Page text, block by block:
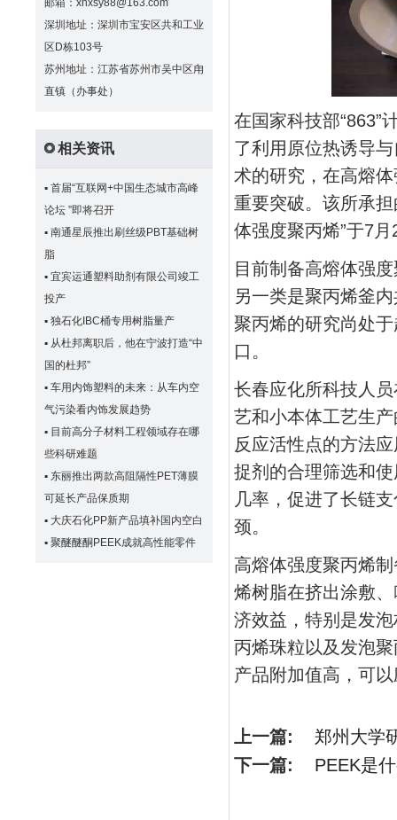
邮箱：xhxsy88@163.com
深圳地址：深圳市宝安区共和工业
区D栋103号
苏州地址：江苏省苏州市吴中区甪
直镇（办事处）
相关资讯
▪ 首届“互联网+中国生态城市高峰
论坛 ”即将召开
▪ 南通星辰推出刷丝级PBT基础树
脂
▪ 宜宾运通塑料助剂有限公司竣工
投产
▪ 独石化IBC桶专用树脂量产
▪ 从杜邦离职后，他在宁波打造“中
国的杜邦”
▪ 车用内饰塑料的未来：从车内空
气污染看内饰发展趋势
▪ 目前高分子材料工程领域存在哪
些科研难题
▪ 东丽推出两款高阻隔性PET薄膜
可延长产品保质期
▪ 大庆石化PP新产品填补国内空白
▪ 聚醚醚酮PEEK成就高性能零件
在国家科技部“863”
了利用原位热诱导
术的研究，在高熔
重要突破。该所承
体强度聚丙烯”于7月
目前制备高熔体强
另一类是聚丙烯釜
聚丙烯的研究尚处
口。
长春应化所科技人
艺和小本体工艺生
反应活性点的方法
捉剂的合理筛选和
几率，促进了长链
颈。
高熔体强度聚丙烯
烯树脂在挤出涂敷
济效益，特别是发
丙烯珠粒以及发泡
产品附加值高，可
上一篇: 郑州大学
下一篇: PEEK是